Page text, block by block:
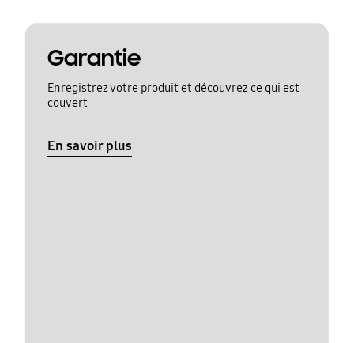
Garantie
Enregistrez votre produit et découvrez ce qui est
couvert
En savoir plus